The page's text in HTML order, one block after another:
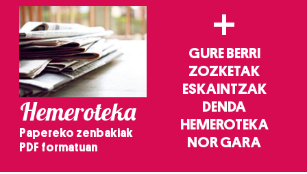
Hemeroteka
Papereko zenbakiak
PDF formatuan
+
GURE BERRI
ZOZKETAK
ESKAINTZAK
DENDA
HEMEROTEKA
NOR GARA